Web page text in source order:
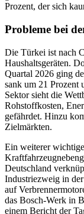
Prozent, der sich
Probleme bei
Die Türkei ist nach
Haushaltsgeräten.
Quartal 2026 ging
sank um 21 Prozent
Sektor sieht die
Rohstoffkosten,
gefährdet. Hinzu
Zielmärkten.
Ein weiterer
Deutschland
Industriezweig in
auf
das Bosch-Werk in
einem Bericht der